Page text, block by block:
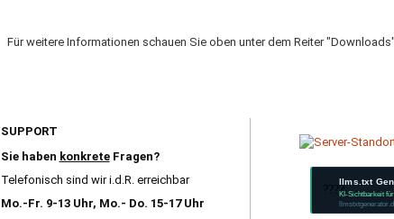
Für weitere Informationen schauen Sie oben unter dem Reiter
SUPPORT
Sie haben konkreteFragen?
Telefonisch sind wir i.d.R. erreichbar
Mo.-Fr. 9-13 Uhr, Mo.- Do. 15-17 Uhr
????
llms.txt
KI-Sichtbarkeit